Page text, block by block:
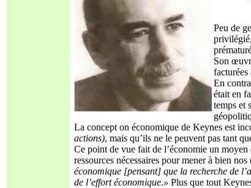
Peu de
Son
facturées
En
était en
temps et
La concept on économique de Keynes est
actions), mais qu’ils ne le peuvent pas tant
Ce point de vue fait de l’économie un
ressources nécessaires pour mener à bien
économique [pensant] que la recherche de
de l’effort économique.» Plus que tout